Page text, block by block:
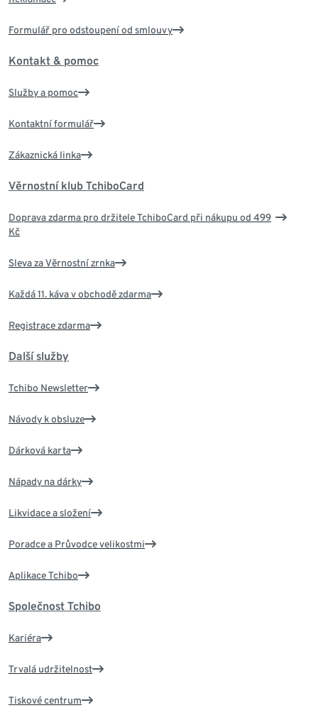
Formulář pro odstoupení od smlouvy
Kontakt & pomoc
Služby a pomoc
Kontaktní formulář
Zákaznická linka
Věrnostní klub TchiboCard
Doprava zdarma pro držitele TchiboCard při nákupu od 499
Kč
Sleva za Věrnostní zrnka
Každá 11. káva v obchodě zdarma
Registrace zdarma
Další služby
Tchibo Newsletter
Návody k obsluze
Dárková karta
Nápady na dárky
Likvidace a složení
Poradce a Průvodce velikostmi
Aplikace Tchibo
Společnost Tchibo
Kariéra
Trvalá udržitelnost
Tiskové centrum